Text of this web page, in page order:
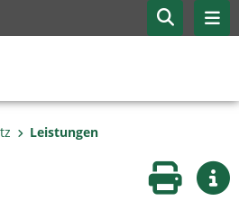
Leistungen
Seite